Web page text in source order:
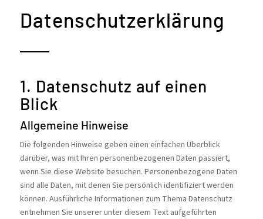
Datenschutzerklärung
1. Datenschutz auf einen
Blick
Allgemeine Hinweise
Die folgenden Hinweise geben einen einfachen Überblick
darüber, was mit Ihren personenbezogenen Daten passiert,
wenn Sie diese Website besuchen. Personenbezogene Daten
sind alle Daten, mit denen Sie persönlich identifiziert werden
können. Ausführliche Informationen zum Thema Datenschutz
entnehmen Sie unserer unter diesem Text aufgeführten